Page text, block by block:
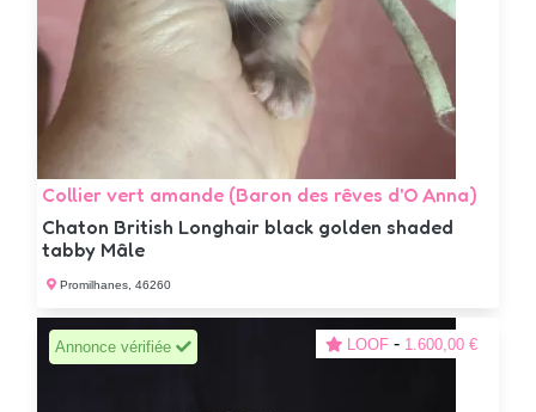
Collier vert amande (Baron des rêves d'O Anna)
Chaton British Longhair black golden shaded
tabby Mâle
Promilhanes, 46260
Annonce vérifiée LOOF - 1.600,00 €